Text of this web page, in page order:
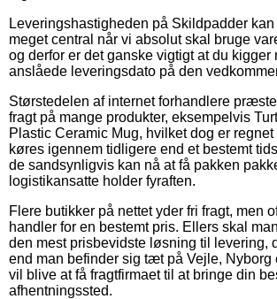
Leveringshastigheden på Skildpadder
meget central når vi absolut skal bruge
og derfor er det ganske vigtigt at du
anslåede leveringsdato på den
Størstedelen af internet forhandlere
fragt på mange produkter, eksempelvis
Plastic Ceramic Mug, hvilket dog er regnet
køres igennem tidligere end et bestemt
de sandsynligvis kan nå at få pakken
logistikansatte holder fyraften.
Flere butikker på nettet yder fri fragt, men
handler for en bestemt pris. Ellers skal
den mest prisbevidste løsning til levering,
end man befinder sig tæt på Vejle, Nyborg
vil blive at få fragtfirmaet til at bringe din
afhentningssted.